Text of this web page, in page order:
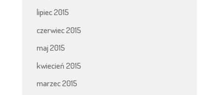
lipiec 2015
czerwiec 2015
maj 2015
kwiecień 2015
marzec 2015